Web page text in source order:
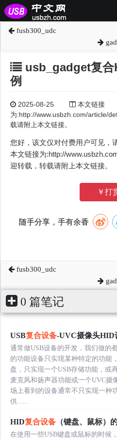
fusb300_udc
usb_gadget复合
例
2025-08-25
本文链接
为:http://www.usbzh.com/article/
载请附上本文链接。
您好，该文仅对付费用户可见，
本文链接为:http://
迎转载，转载请附上本文链接。
￥打
随手分享，手有余香
fusb300_udc
0 篇笔记
USB复合设备-UVC摄像头HID
通常做USB设备的开发，我们做的
的功能设备只实现某种特定的功能
盘，只实现一个USB存储功能，或
麦克风和扬声器功能或一个UVC摄
场上看到的设备通常不只实现一种
供......
HID复合设备 （键盘、鼠标）
在使用一些USB键盘或鼠标的时候